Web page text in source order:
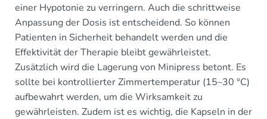
einer Hypotonie zu verringern. Auch die schrittweise
Anpassung der Dosis ist entscheidend. So können
Patienten in Sicherheit behandelt werden und die
Effektivität der Therapie bleibt gewährleistet.
Zusätzlich wird die Lagerung von Minipress betont. Es
sollte bei kontrollierter Zimmertemperatur (15–30 °C)
aufbewahrt werden, um die Wirksamkeit zu
gewährleisten. Zudem ist es wichtig, die Kapseln in der